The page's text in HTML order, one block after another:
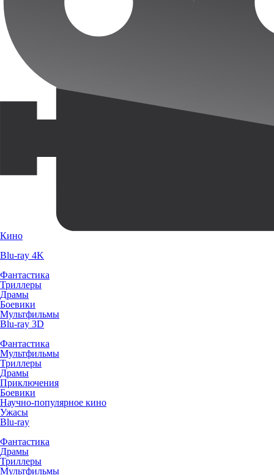
Кино
Blu-ray 4K
Фантастика
Триллеры
Драмы
Боевики
Мультфильмы
Blu-ray 3D
Фантастика
Мультфильмы
Триллеры
Драмы
Приключения
Боевики
Научно-популярное кино
Ужасы
Blu-ray
Фантастика
Драмы
Триллеры
Мультфильмы